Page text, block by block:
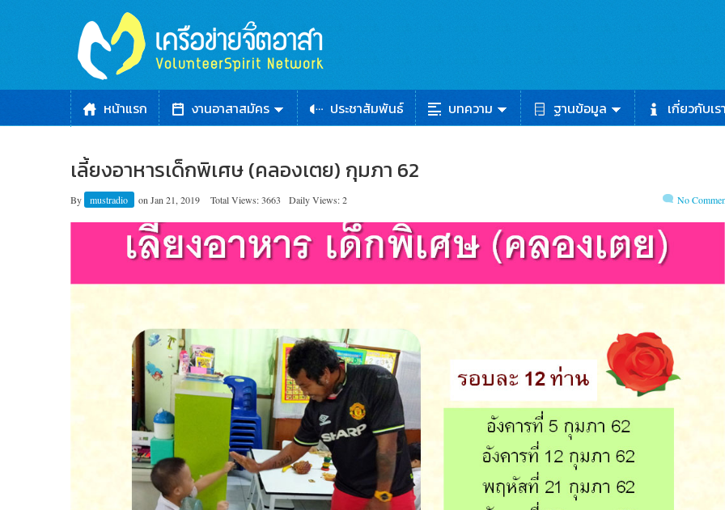
หน้าแรก งานอาสาสมัคร ประชาสัมพันธ์ บทความ ฐานข้อมูล เกี่ยวกับเร
เลี้ยงอาหารเด็กพิเศษ (คลองเตย) กุมภา 62
By mustradio on Jan 21, 2019 Total Views: 3663 Daily Views: 2 No